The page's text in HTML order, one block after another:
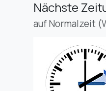
Nächste
auf Normalzeit